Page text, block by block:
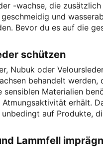
-wachse, die
und
Bevor du es auf die
schützen
Nubuk oder
behandelt
sensiblen Materialien
erhält.
auf Produkte,
Lammfell